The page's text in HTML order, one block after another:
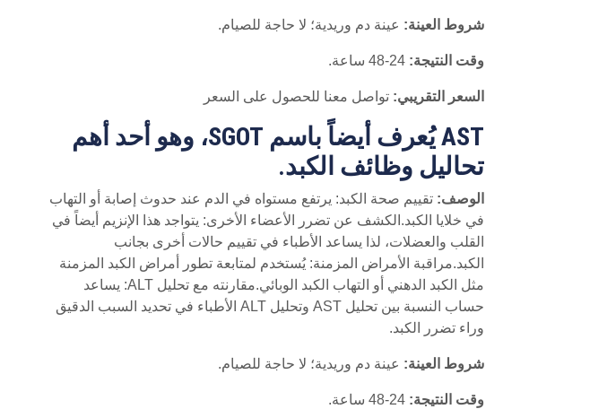
شروط العينة: عينة دم وريدية؛ لا حاجة للصيام.
وقت النتيجة:
السعر التقريبي: تواصل معنا للحصول على السعر
AST يُعرف أيضاً باسم SGOT، وهو أحد أهم
تحاليل وظائف الكبد.
الوصف: تقييم صحة الكبد: يرتفع مستواه في الدم عند حدوث إصابة أو التهاب
في خلايا الكبد.الكشف عن تضرر الأعضاء الأخرى: يتواجد هذا الإنزيم أيضاً في
القلب والعضلات، لذا يساعد الأطباء في تقييم حالات أخرى بجانب
الكبد.مراقبة الأمراض المزمنة: يُستخدم لمتابعة تطور أمراض الكبد المزمنة
مثل الكبد الدهني أو التهاب الكبد الوبائي.مقارنته مع تحليل ALT: يساعد
حساب النسبة بين تحليل AST وتحليل ALT الأطباء في تحديد السبب الدقيق
وراء تضرر الكبد.
شروط العينة: عينة دم وريدية؛ لا حاجة للصيام.
وقت النتيجة: